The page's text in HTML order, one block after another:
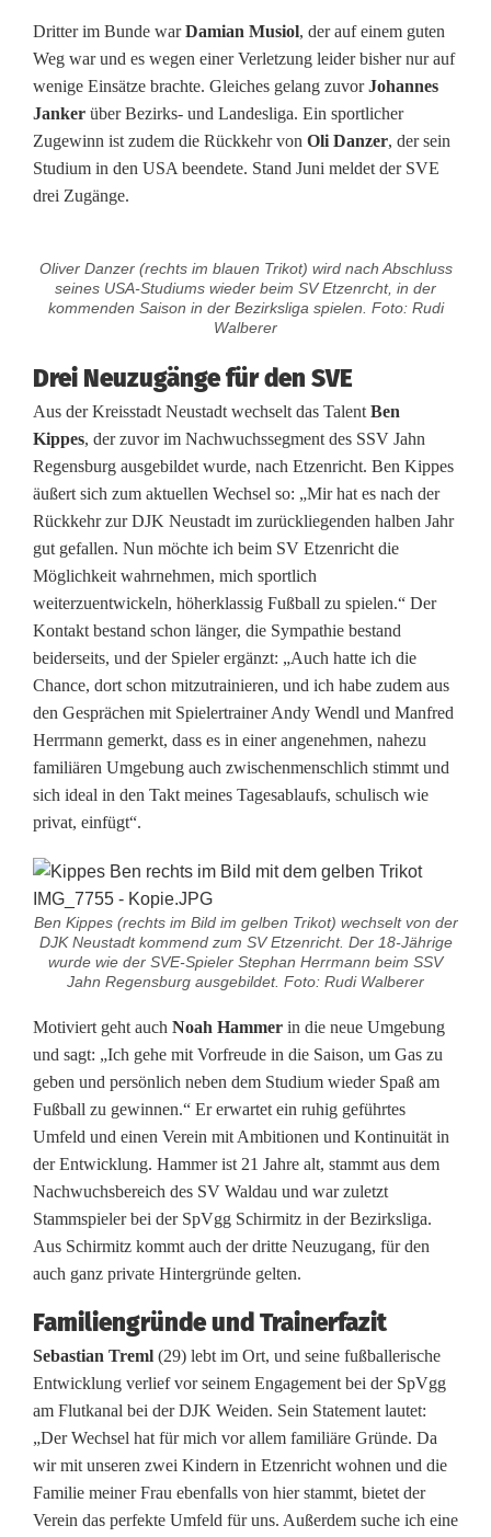
i
n
E
t
z
n
c
h
t
m
i
t
d
r
e
i
N
e
u
z
g
ä
n
g
e
n
Dritter im Bunde warDamian Musiol, der auf einem guten
Weg war und es wegen einer Verletzung leider bisher nur auf
wenige Einsätze brachte. Gleiches gelang zuvorJohannes
Janker über Bezirks- und Landesliga. Ein sportlicher
Zugewinn ist zudem die Rückkehr von Oli Danzer, der sein
Studium in den USA beendete. Stand Juni meldet der SVE
drei Zugänge.
Oliver Danzer (rechts im blauen Trikot) wird nach Abschluss
seines USA-Studiums wieder beim SV Etzenrcht, in der
kommenden Saison in der Bezirksliga spielen. Foto: Rudi
Walberer
Drei Neuzugänge für den SVE
Aus der Kreisstadt Neustadt wechselt das Talent Ben
Kippes, der zuvor im Nachwuchssegment des SSV Jahn
Regensburg ausgebildet wurde, nach Etzenricht. Ben Kippes
äußert sich zum aktuellen Wechsel so: „Mir hat es nach der
Rückkehr zur DJK Neustadt im zurückliegenden halben Jahr
gut gefallen. Nun möchte ich beim SV Etzenricht die
Möglichkeit wahrnehmen, mich sportlich
weiterzuentwickeln, höherklassig Fußball zu spielen.“ Der
Kontakt bestand schon länger, die Sympathie bestand
beiderseits, und der Spieler ergänzt: „Auch hatte ich die
Chance, dort schon mitzutrainieren, und ich habe zudem aus
den Gesprächen mit Spielertrainer Andy Wendl und Manfred
Herrmann gemerkt, dass es in einer angenehmen, nahezu
familiären Umgebung auch zwischenmenschlich stimmt und
sich ideal in den Takt meines Tagesablaufs, schulisch wie
privat, einfügt“.
Ben Kippes (rechts im Bild im gelben Trikot) wechselt von der
DJK Neustadt kommend zum SV Etzenricht. Der 18-Jährige
wurde wie der SVE-Spieler Stephan Herrmann beim SSV
Jahn Regensburg ausgebildet. Foto: Rudi Walberer
Motiviert geht auch Noah Hammer in die neue Umgebung
und sagt: „Ich gehe mit Vorfreude in die Saison, um Gas zu
geben und persönlich neben dem Studium wieder Spaß am
Fußball zu gewinnen.“ Er erwartet ein ruhig geführtes
Umfeld und einen Verein mit Ambitionen und Kontinuität in
der Entwicklung. Hammer ist 21 Jahre alt, stammt aus dem
Nachwuchsbereich des SV Waldau und war zuletzt
Stammspieler bei der SpVgg Schirmitz in der Bezirksliga.
Aus Schirmitz kommt auch der dritte Neuzugang, für den
auch ganz private Hintergründe gelten.
Familiengründe und Trainerfazit
Sebastian Treml (29) lebt im Ort, und seine fußballerische
Entwicklung verlief vor seinem Engagement bei der SpVgg
am Flutkanal bei der DJK Weiden. Sein Statement lautet:
„Der Wechsel hat für mich vor allem familiäre Gründe. Da
wir mit unseren zwei Kindern in Etzenricht wohnen und die
Familie meiner Frau ebenfalls von hier stammt, bietet der
Verein das perfekte Umfeld für uns. Außerdem suche ich eine